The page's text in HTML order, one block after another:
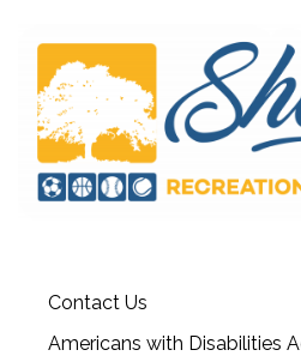
Contact Us
Americans with Disabilities